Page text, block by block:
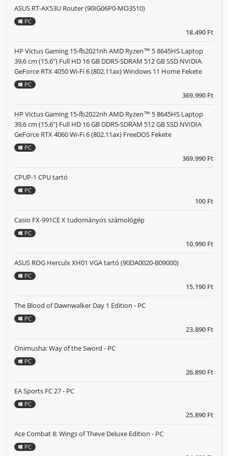
18.490 Ft
ASUS RT-AX53U Router (90IG06P0-MO3510)
PC
369.990 Ft
HP Victus Gaming 15-fb2021nh AMD Ryzen™ 5 8645HS Laptop
39,6 cm (15.6") Full HD 16 GB DDR5-SDRAM 512 GB SSD NVIDIA
GeForce RTX 4050 Wi-Fi 6 (802.11ax) Windows 11 Home Fekete
PC
369.990 Ft
HP Victus Gaming 15-fb2022nh AMD Ryzen™ 5 8645HS Laptop
39,6 cm (15.6") Full HD 16 GB DDR5-SDRAM 512 GB SSD NVIDIA
GeForce RTX 4060 Wi-Fi 6 (802.11ax) FreeDOS Fekete
PC
100 Ft
CPUP-1 CPU tartó
PC
10.990 Ft
Casio FX-991CE X tudományos számológép
PC
15.190 Ft
ASUS ROG Herculx XH01 VGA tartó (90DA0020-B09000)
PC
23.890 Ft
The Blood of Dawnwalker Day 1 Edition - PC
PC
26.890 Ft
Onimusha: Way of the Sword - PC
PC
25.890 Ft
EA Sports FC 27 - PC
PC
Ace Combat 8: Wings of Theve Deluxe Edition - PC
PC